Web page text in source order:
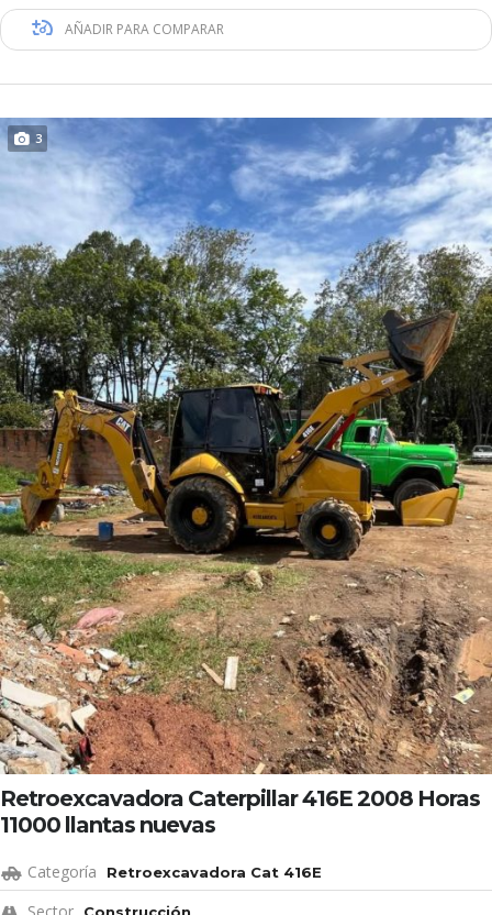
AÑADIR PARA COMPARAR
3
Retroexcavadora Caterpillar 416E 2008 Horas
11000 llantas nuevas
Categoría Retroexcavadora Cat 416E